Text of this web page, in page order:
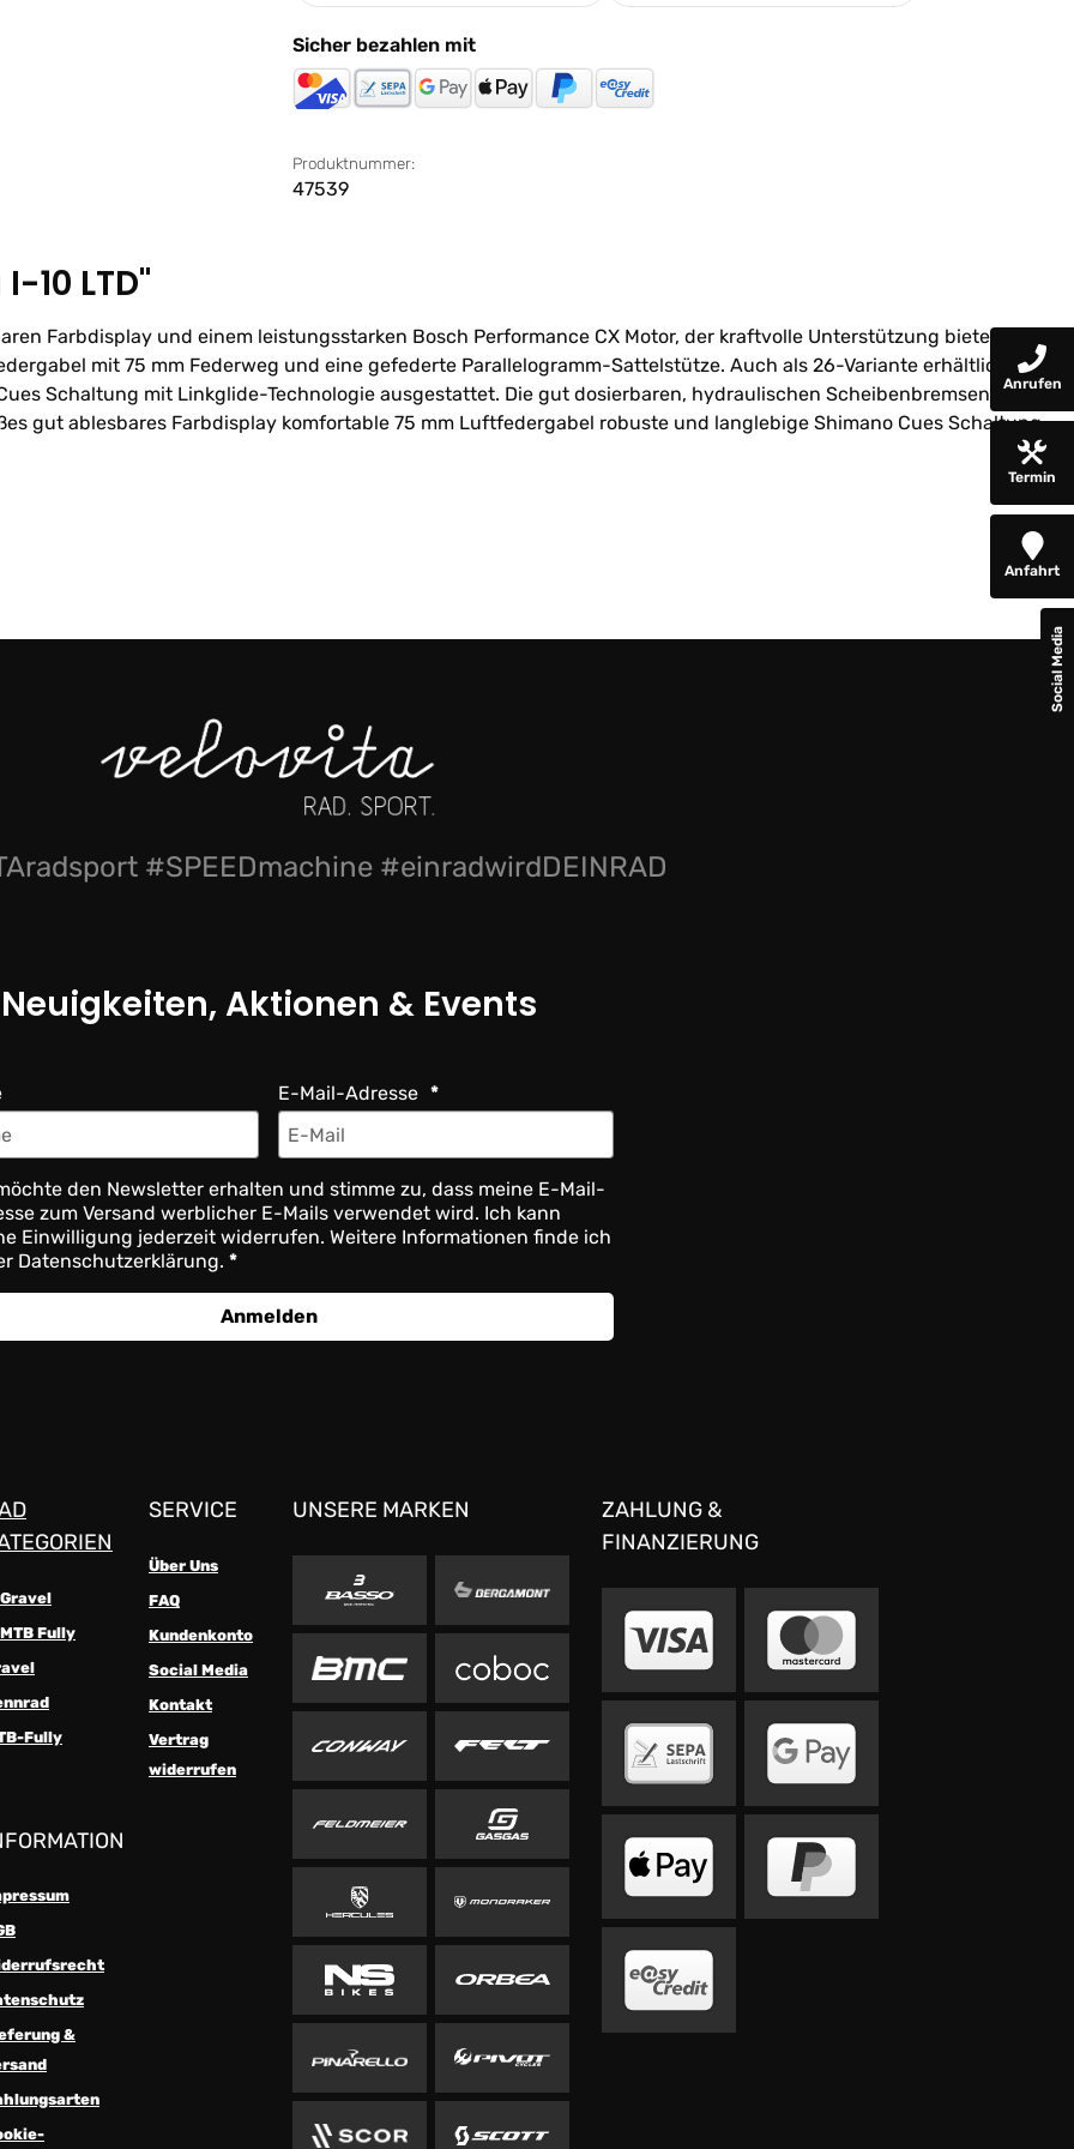
Sicher bezahlen mit
Produktnummer:
47539
10 LTD"
Farbdisplay und einem leistungsstarken Bosch Performance CX Motor, der kraftvolle Unterstützung bietet. Für
mit 75 mm Federweg und eine gefederte Parallelogramm-Sattelstütze. Auch als 26-Variante erhältlich, ist
Schaltung mit Linkglide-Technologie ausgestattet. Die gut dosierbaren, hydraulischen Scheibenbremsen
gut ablesbares Farbdisplay komfortable 75 mm Luftfedergabel robuste und langlebige Shimano Cues Schaltung
#SPEEDmachine #einradwirdDEINRAD
Neuigkeiten, Aktionen & Events
E-Mail-Adresse
den Newsletter erhalten und stimme zu, dass meine E-Mail-
zum Versand werblicher E-Mails verwendet wird. Ich kann
Einwilligung jederzeit widerrufen. Weitere Informationen finde ich
Datenschutzerklärung.
Anmelden
Fully
Fully
SERVICE
Über Uns
FAQ
Kundenkonto
Social Media
Kontakt
Vertrag
widerrufen
&
UNSERE MARKEN
ZAHLUNG &
FINANZIERUNG
Anrufen
Termin
Anfahrt
Social Media